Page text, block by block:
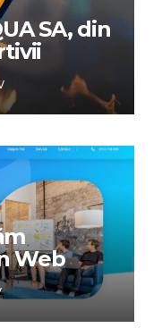
SA, din
Web
tău